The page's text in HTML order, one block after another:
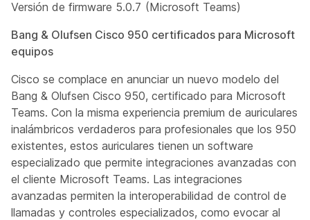
Versión de firmware 5.0.7 (Microsoft Teams)
Bang & Olufsen Cisco 950 certificados para Microsoft
equipos
Cisco se complace en anunciar un nuevo modelo del
Bang & Olufsen Cisco 950, certificado para Microsoft
Teams. Con la misma experiencia premium de auriculares
inalámbricos verdaderos para profesionales que los 950
existentes, estos auriculares tienen un software
especializado que permite integraciones avanzadas con
el cliente Microsoft Teams. Las integraciones
avanzadas permiten la interoperabilidad de control de
llamadas y controles especializados, como evocar al